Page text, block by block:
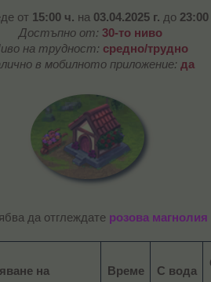
от 15:00 ч. на 03.04.2025 г. до
Достъпно от: 30-то ниво
на трудност: средно/трудно
в мобилното приложение: да
да отглеждате розова магнолия
на Време С вода